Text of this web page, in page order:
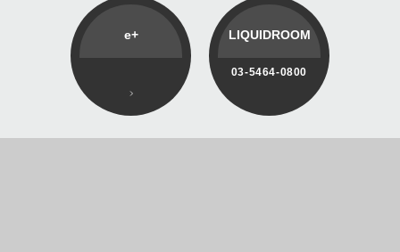
e+ LIQUIDROOM
03-5464-0800